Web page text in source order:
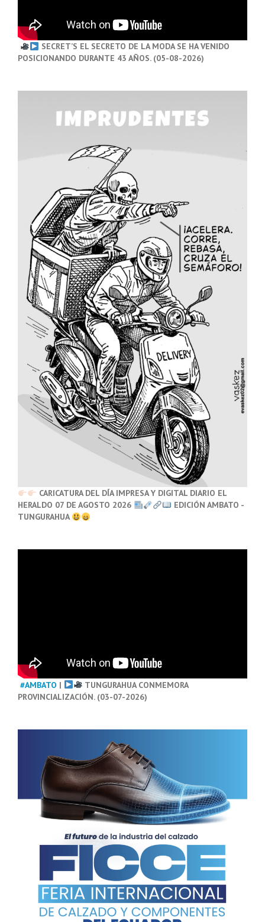
SECRET’S EL SECRETO DE LA MODA SE HA VENIDO
POSICIONANDO DURANTE 43 AÑOS. (05-08-2026)
CARICATURA DEL DÍA IMPRESA Y DIGITAL DIARIO EL
HERALDO 07 DE AGOSTO 2026
EDICIÓN AMBATO -
TUNGURAHUA
#AMBATO |
TUNGURAHUA CONMEMORA
PROVINCIALIZACIÓN. (03-07-2026)